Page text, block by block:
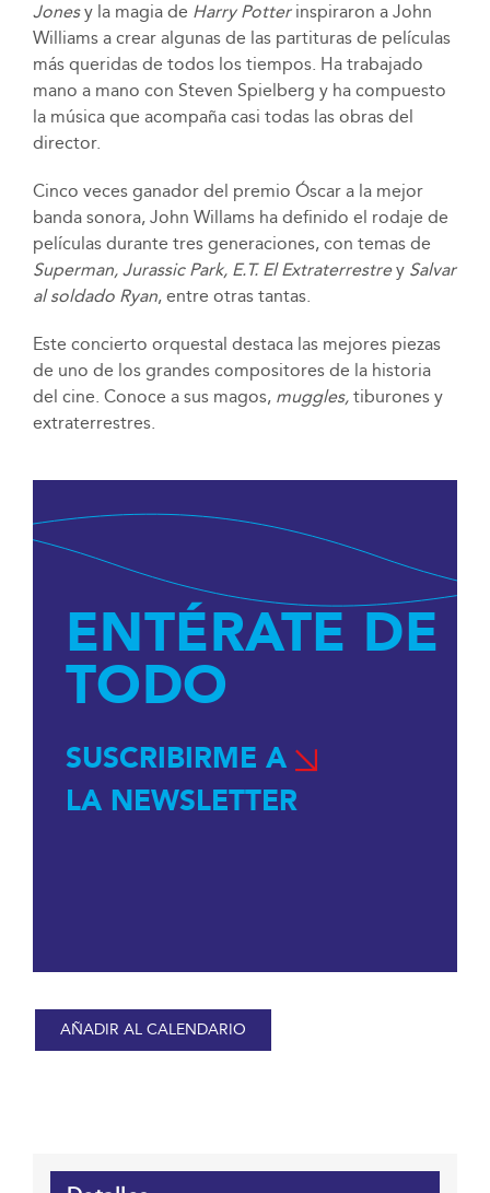
Jonesy la magia de Harry Potterinspiraron a John
Williams a crear algunas de las partituras de películas
más queridas de todos los tiempos. Ha trabajado
mano a mano con Steven Spielberg y ha compuesto
la música que acompaña casi todas las obras del
director.
Cinco veces ganador del premio Óscar a la mejor
banda sonora, John Willams ha definido el rodaje de
películas durante tres generaciones, con temas de
Superman, Jurassic Park, E.T. El ExtraterrestreySalvar
al soldado Ryan, entre otras tantas.
Este concierto orquestal destaca las mejores piezas
de uno de los grandes compositores de la historia
del cine. Conoce a sus magos, muggles,tiburones y
extraterrestres.
ENTÉRATE DE
TODO
SUSCRIBIRME A
LA NEWSLETTER
AÑADIR AL CALENDARIO